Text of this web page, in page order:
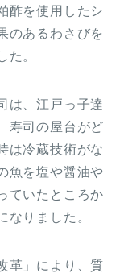
酢を使用したシ
のあるわさびを
た。
は、江戸っ子達
寿司の屋台がど
は冷蔵技術がな
魚を塩や醤油や
ていたところか
なりました。
革」により、質